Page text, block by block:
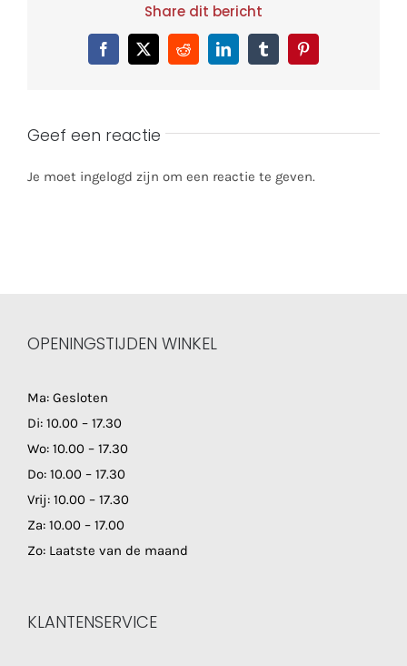
Share dit bericht
Facebook
X RedditLinkedInTumblrPinterest
Geef een reactie
Je moet ingelogd zijn om een reactie te geven.
OPENINGSTIJDEN WINKEL
Ma: Gesloten
Di: 10.00 – 17.30
Wo: 10.00 – 17.30
Do: 10.00 – 17.30
Vrij: 10.00 – 17.30
Za: 10.00 – 17.00
Zo: Laatste van de maand
KLANTENSERVICE